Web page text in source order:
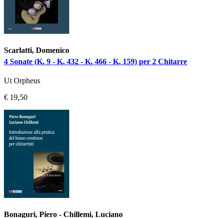
Scarlatti, Domenico
4 Sonate (K. 9 - K. 432 - K. 466 - K. 159) per 2 Chitarre
Ut Orpheus
€ 19,50
Bonaguri, Piero - Chillemi, Luciano